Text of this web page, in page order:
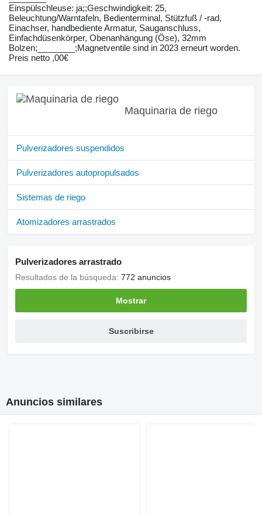
Einspülschleuse: ja;;Geschwindigkeit: 25,
Beleuchtung/Warntafeln, Bedienterminal, Stützfuß / -rad,
Einachser, handbediente Armatur, Sauganschluss,
Einfachdüsenkörper, Obenanhängung (Öse), 32mm
Bolzen;________;Magnetventile sind in 2023 erneurt worden.
Preis netto ,00€
Maquinaria de riego
Pulverizadores suspendidos
Pulverizadores autopropulsados
Sistemas de riego
Atomizadores arrastrados
Pulverizadores arrastrado
Resultados de la búsqueda: 772 anuncios
Mostrar
Suscribirse
Anuncios similares